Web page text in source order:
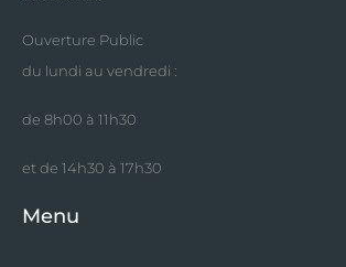
Ouverture Public
du lundi au vendredi :
de 8h00 à 11h30
et de 14h30 à 17h30
Menu